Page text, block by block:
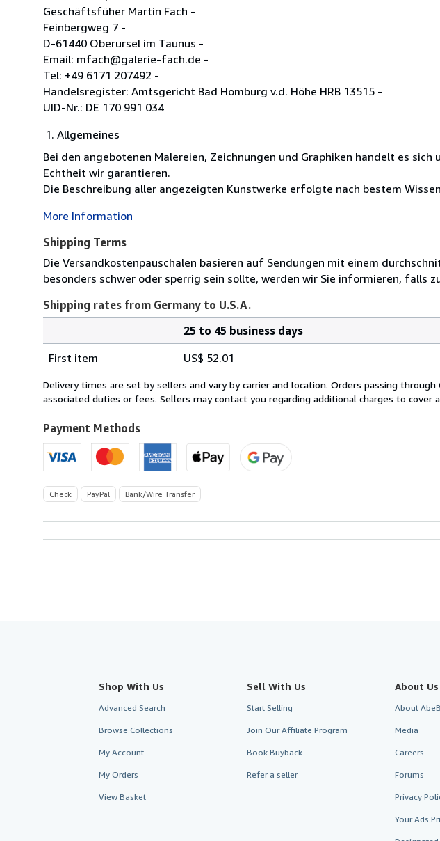
Geschäftsfüher Martin Fach -
Feinbergweg 7 -
D-61440 Oberursel im Taunus -
Email: mfach@galerie-fach.de -
Tel: +49 6171 207492 -
Handelsregister: Amtsgericht Bad Homburg v.d. Höhe HRB 13515 -
UID-Nr.: DE 170 991 034
Allgemeines
Bei den angebotenen Malereien, Zeichnungen und Graphiken handelt es
Echtheit wir garantieren.
Die Beschreibung aller angezeigten Kunstwerke erfolgte nach bestem
More Information
Shipping Terms
Die Versandkostenpauschalen basieren auf Sendungen mit einem
besonders schwer oder sperrig sein sollte, werden wir Sie informieren, falls
Shipping rates from Germany to U.S.A.
rates
from
Germany
U.S.A.
25 to 45 business days
First item
US$ 52.01
Delivery times are set by sellers and vary by carrier and location. Orders passing
associated duties or fees. Sellers may contact you regarding additional charges to cover
Payment Methods
Check PayPal Bank/Wire Transfer
Shop With Us
Advanced Search
Browse Collections
My Account
My Orders
View Basket
Sell With Us
Start Selling
Join Our Affiliate Program
Book Buyback
Refer a seller
About Us
About
Media
Careers
Forums
Privacy
Your Ads